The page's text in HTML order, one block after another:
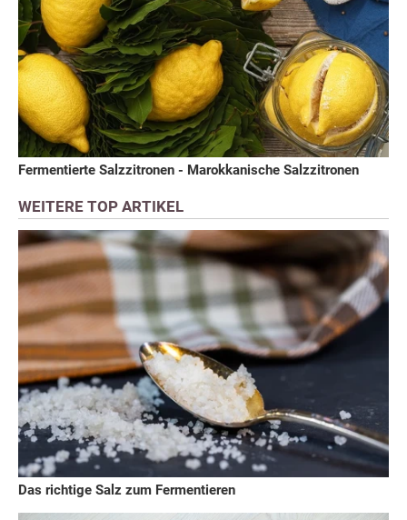
Fermentierte Salzzitronen - Marokkanische Salzzitronen
WEITERE TOP ARTIKEL
Das richtige Salz zum Fermentieren